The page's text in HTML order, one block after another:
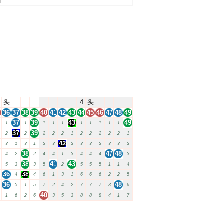
头 4
头
36 37 38 39 40 41 42 43 44 45 46 47 48 49
1 37 1 39 1 1 1 43 1 1 1 1 1
49
2 37 2 39 2 2 2 1 2 2 2 2 2 1
3 1 3 1 3 3 42 2 3 3 3 3 3 2
4 2 38 2 4 4 1 3 4 4 4 47 48 3
5 3 38 3 5 41 2 43 5 5 5 1 1 4
36 4 38 4 6 1 3 1 6 6 6 2 2 5
36 5 1 5 7 2 4 2 7 7 7 3 48 6
1 6 2 6 40 3 5 3 8 8 8 4 1 7